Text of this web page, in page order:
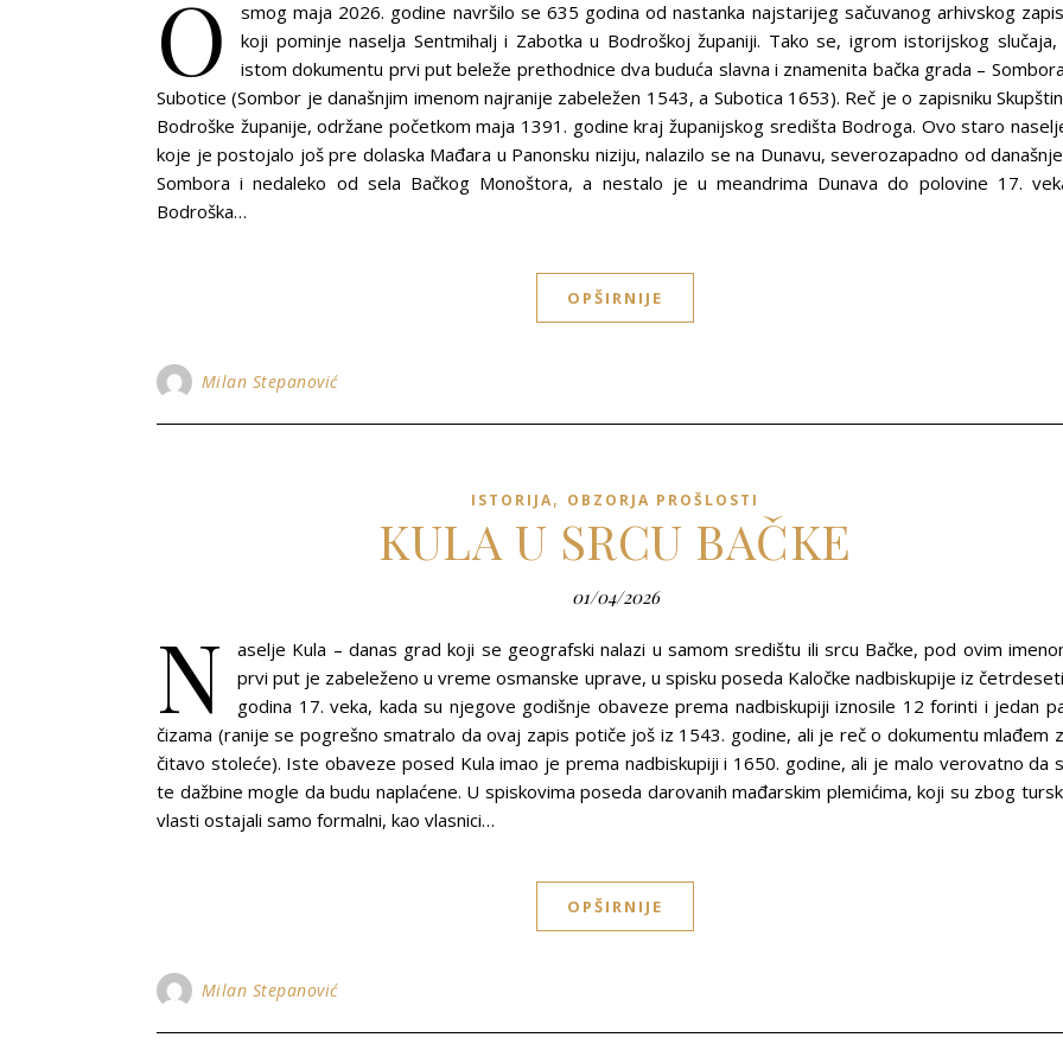
O
smog maja 2026. godine navršilo se 635 godina od nastanka najstarijeg sačuvanog arhivskog
koji pominje naselja Sentmihalj i Zabotka u Bodroškoj županiji. Tako se, igrom istorijskog slučaja,
istom dokumentu prvi put beleže prethodnice dva buduća slavna i znamenita bačka grada –
Subotice (Sombor je današnjim imenom najranije zabeležen 1543, a Subotica 1653). Reč je o zapisniku
Bodroške županije, održane početkom maja 1391. godine kraj županijskog središta Bodroga. Ovo staro
koje je postojalo još pre dolaska Mađara u Panonsku niziju, nalazilo se na Dunavu, severozapadno od
Sombora i nedaleko od sela Bačkog Monoštora, a nestalo je u meandrima Dunava do polovine 17.
Bodroška…
OPŠIRNIJE
Milan Stepanović
ISTORIJA, OBZORJA PROŠLOSTI
KULA U SRCU BAČKE
01/04/2026
N
aselje Kula – danas grad koji se geografski nalazi u samom središtu ili srcu Bačke, pod ovim
prvi put je zabeleženo u vreme osmanske uprave, u spisku poseda Kaločke nadbiskupije iz
godina 17. veka, kada su njegove godišnje obaveze prema nadbiskupiji iznosile 12 forinti i jedan
čizama (ranije se pogrešno smatralo da ovaj zapis potiče još iz 1543. godine, ali je reč o dokumentu mlađem
čitavo stoleće). Iste obaveze posed Kula imao je prema nadbiskupiji i 1650. godine, ali je malo verovatno da
te dažbine mogle da budu naplaćene. U spiskovima poseda darovanih mađarskim plemićima, koji su zbog
vlasti ostajali samo formalni, kao vlasnici…
OPŠIRNIJE
Milan Stepanović